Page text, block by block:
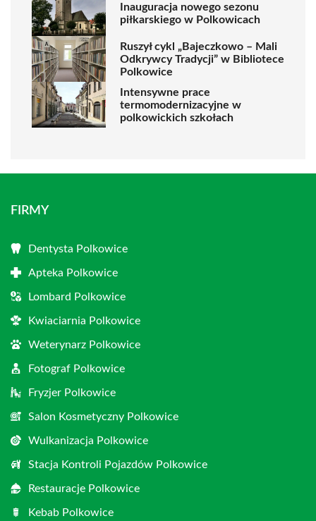
Inauguracja nowego sezonu
piłkarskiego w Polkowicach
Ruszył cykl „Bajeczkowo – Mali
Odkrywcy Tradycji” w Bibliotece
Polkowice
Intensywne prace
termomodernizacyjne w
polkowickich szkołach
FIRMY
Dentysta Polkowice
Apteka Polkowice
Lombard Polkowice
Kwiaciarnia Polkowice
Weterynarz Polkowice
Fotograf Polkowice
Fryzjer Polkowice
Salon Kosmetyczny Polkowice
Wulkanizacja Polkowice
Stacja Kontroli Pojazdów Polkowice
Restauracje Polkowice
Kebab Polkowice